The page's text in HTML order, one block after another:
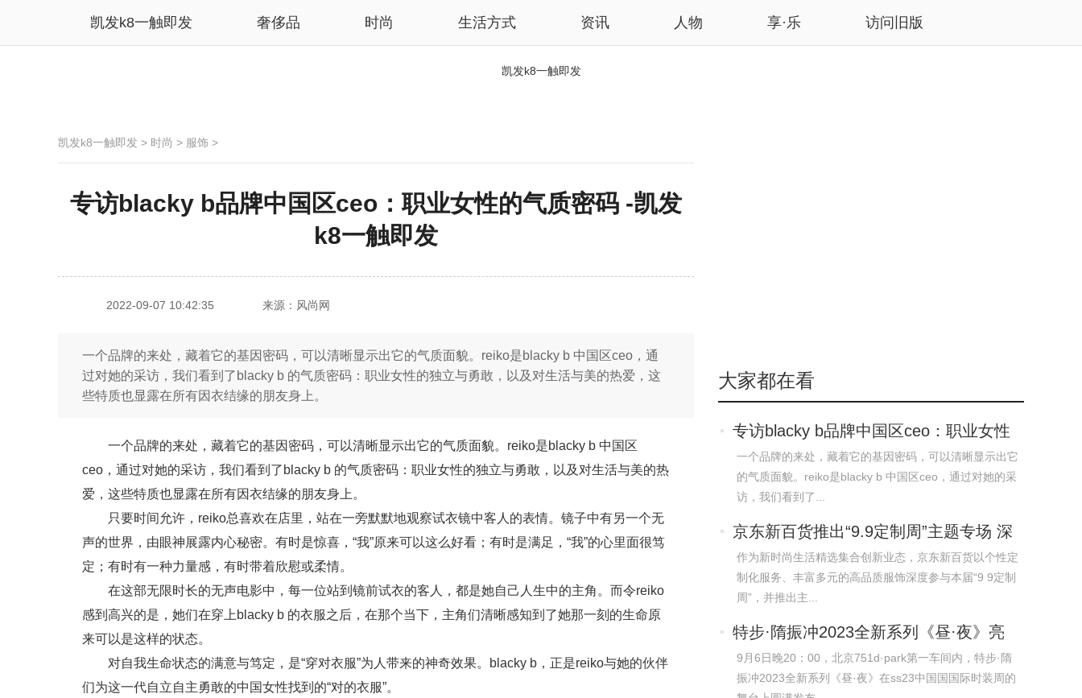
凯发k8一触即发 奢侈品 时尚 生活方式 资讯 人物 享·乐 访问旧版
凯发k8一触即发
凯发k8一触即发 > 时尚 > 服饰 >
专访blacky b品牌中国区ceo：职业女性的气质密码 -凯发
k8一触即发
2022-09-07 10:42:35 来源：风尚网
一个品牌的来处，藏着它的基因密码，可以清晰显示出它的气质面貌。reiko是blacky b 中国区ceo，通
过对她的采访，我们看到了blacky b 的气质密码：职业女性的独立与勇敢，以及对生活与美的热爱，这
些特质也显露在所有因衣结缘的朋友身上。
一个品牌的来处，藏着它的基因密码，可以清晰显示出它的气质面貌。reiko是blacky b 中国区
ceo，通过对她的采访，我们看到了blacky b 的气质密码：职业女性的独立与勇敢，以及对生活与美的热
爱，这些特质也显露在所有因衣结缘的朋友身上。
只要时间允许，reiko总喜欢在店里，站在一旁默默地观察试衣镜中客人的表情。镜子中有另一个无
声的世界，由眼神展露内心秘密。有时是惊喜，“我”原来可以这么好看；有时是满足，“我”的心里面很笃
定；有时有一种力量感，有时带着欣慰或柔情。
在这部无限时长的无声电影中，每一位站到镜前试衣的客人，都是她自己人生中的主角。而令reiko
感到高兴的是，她们在穿上blacky b 的衣服之后，在那个当下，主角们清晰感知到了她那一刻的生命原
来可以是这样的状态。
对自我生命状态的满意与笃定，是“穿对衣服”为人带来的神奇效果。blacky b，正是reiko与她的伙伴
们为这一代自立自主勇敢的中国女性找到的“对的衣服”。
大家都在看
专访blacky b品牌中国区ceo：职业女性
的气
一个品牌的来处，藏着它的基因密码，可以清晰显示出它
的气质面貌。reiko是blacky b 中国区ceo，通过对她的采
访，我们看到了...
京东新百货推出“9.9定制周”主题专场 深
作为新时尚生活精选集合创新业态，京东新百货以个性定
制化服务、丰富多元的高品质服饰深度参与本届“9 9定制
周”，并推出主...
特步·隋振冲2023全新系列《昼·夜》亮
相中
9月6日晚20：00，北京751d·park第一车间内，特步·隋
振冲2023全新系列《昼·夜》在ss23中国国国际时装周的